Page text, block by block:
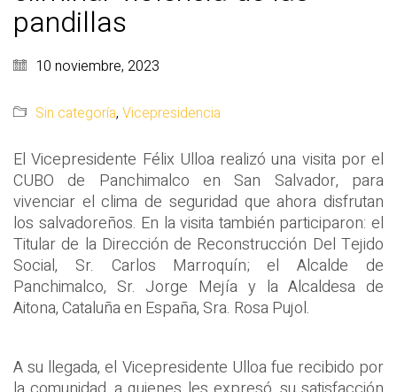
pandillas
10 noviembre, 2023
Sin categoría, Vicepresidencia
El Vicepresidente Félix Ulloa realizó una visita por el
CUBO de Panchimalco en San Salvador, para
vivenciar el clima de seguridad que ahora disfrutan
los salvadoreños. En la visita también participaron: el
Titular de la Dirección de Reconstrucción Del Tejido
Social, Sr. Carlos Marroquín; el Alcalde de
Panchimalco, Sr. Jorge Mejía y la Alcaldesa de
Aitona, Cataluña en España, Sra. Rosa Pujol.
A su llegada, el Vicepresidente Ulloa fue recibido por